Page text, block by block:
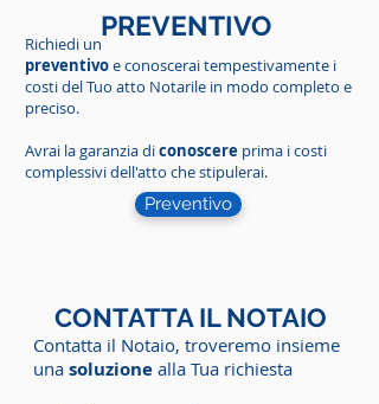
PREVENTIVO
Richiedi un
preventivoe conoscerai tempestivamente i
costi del Tuo atto Notarile in modo completo e
preciso.
Avrai la garanzia diconoscere prima i costi
complessivi dell'atto che stipulerai.
Preventivo
CONTATTA IL NOTAIO
Contatta il Notaio, troveremo insieme
una soluzione alla Tua richiesta